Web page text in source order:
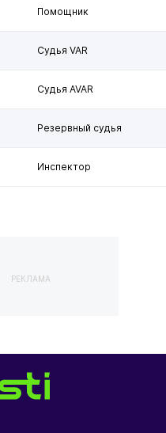
Помощник
Судья VAR
Судья AVAR
Резервный судья
Инспектор
РЕКЛАМА